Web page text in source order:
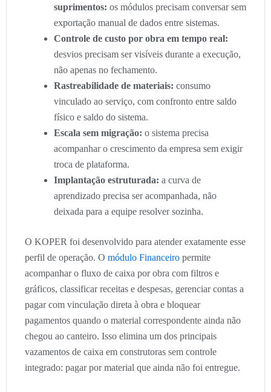
suprimentos: os módulos precisam conversar sem
exportação manual de dados entre sistemas.
Controle de custo por obra em tempo real:
desvios precisam ser visíveis durante a execução,
não apenas no fechamento.
Rastreabilidade de materiais: consumo
vinculado ao serviço, com confronto entre saldo
físico e saldo do sistema.
Escala sem migração: o sistema precisa
acompanhar o crescimento da empresa sem exigir
troca de plataforma.
Implantação estruturada: a curva de
aprendizado precisa ser acompanhada, não
deixada para a equipe resolver sozinha.
O KOPER foi desenvolvido para atender exatamente esse
perfil de operação. O módulo Financeiro permite
acompanhar o fluxo de caixa por obra com filtros e
gráficos, classificar receitas e despesas, gerenciar contas a
pagar com vinculação direta à obra e bloquear
pagamentos quando o material correspondente ainda não
chegou ao canteiro. Isso elimina um dos principais
vazamentos de caixa em construtoras sem controle
integrado: pagar por material que ainda não foi entregue.